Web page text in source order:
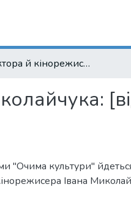
Про актора й кінорежисера Івана Миколайчука: [відеозапис телепрограми]
"Очима культури"
Івана